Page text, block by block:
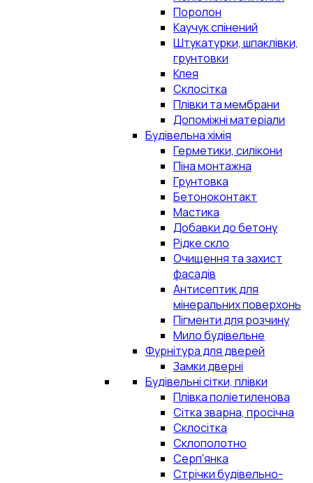
Поролон
Каучук спінений
Штукатурки, шпаклівки,
грунтовки
Клея
Склосітка
Плівки та мембрани
Допоміжні матеріали
Будівельна хімія
Герметики, силікони
Піна монтажна
Грунтовка
Бетоноконтакт
Мастика
Добавки до бетону
Рідке скло
Очищення та захист
фасадів
Антисептик для
мінеральних поверхонь
Пігменти для розчину
Мило будівельне
Фурнітура для дверей
Замки дверні
Будівельні сітки, плівки
Плівка поліетиленова
Сітка зварна, просічна
Склосітка
Склополотно
Серп'янка
Стрічки будівельно-